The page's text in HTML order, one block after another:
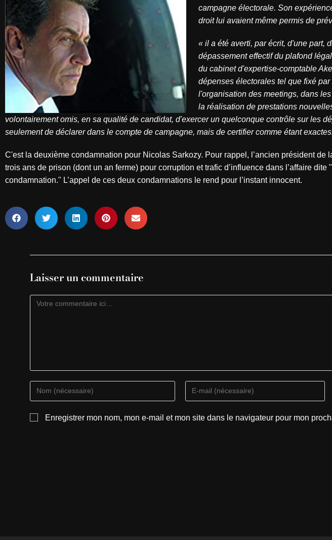
campagne électorale. Son
droit lui avaient même permis de
« il a été averti, par écrit, d'une part,
dépassement effectif du plafond
du cabinet d'expertise-comptable
dépenses électorales tel que fixé
l'organisation des meetings, dans
la réalisation de prestations
volontairement omis, en sa qualité de candidat, d'exercer un quelconque contrôle sur les
seulement de déclarer dans le compte de campagne, mais de certifier comme étant
C'est la deuxième condamnation pour Nicolas Sarkozy. Pour rappel, l’ancien président de
trois ans de prison (dont un an ferme) pour corruption et trafic d’influence dans l’affaire
condamnation." L’appel de ces deux condamnations le rend pour l’instant innocent.
Laisser un commentaire
Enregistrer mon nom, mon e-mail et mon site dans le navigateur pour mon